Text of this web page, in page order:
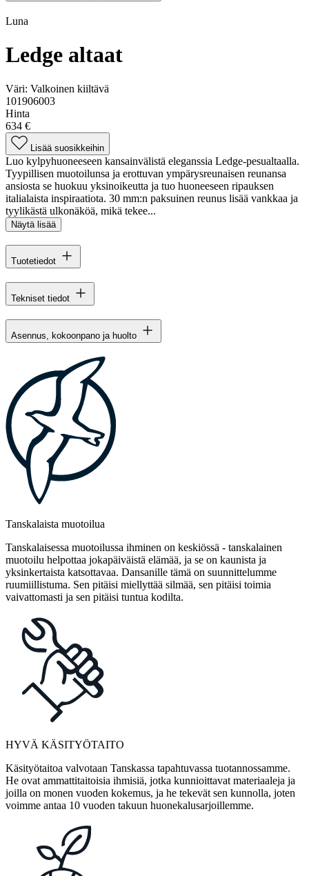
Luna
Ledge altaat
Väri: Valkoinen kiiltävä
101906003
Hinta
634 €
Lisää suosikkeihin
Luo kylpyhuoneeseen kansainvälistä eleganssia Ledge-pesualtaalla.
Tyypillisen muotoilunsa ja erottuvan ympärysreunaisen reunansa
ansiosta se huokuu yksinoikeutta ja tuo huoneeseen ripauksen
italialaista inspiraatiota. 30 mm:n paksuinen reunus lisää vankkaa ja
tyylikästä ulkonäköä, mikä tekee...
Näytä lisää
Tuotetiedot
Tekniset tiedot
Asennus, kokoonpano ja huolto
Tanskalaista muotoilua
Tanskalaisessa muotoilussa ihminen on keskiössä - tanskalainen
muotoilu helpottaa jokapäiväistä elämää, ja se on kaunista ja
yksinkertaista katsottavaa. Dansanille tämä on suunnittelumme
ruumiillistuma. Sen pitäisi miellyttää silmää, sen pitäisi toimia
vaivattomasti ja sen pitäisi tuntua kodilta.
HYVÄ KÄSITYÖTAITO
Käsityötaitoa valvotaan Tanskassa tapahtuvassa tuotannossamme.
He ovat ammattitaitoisia ihmisiä, jotka kunnioittavat materiaaleja ja
joilla on monen vuoden kokemus, ja he tekevät sen kunnolla, joten
voimme antaa 10 vuoden takuun huonekalusarjoillemme.